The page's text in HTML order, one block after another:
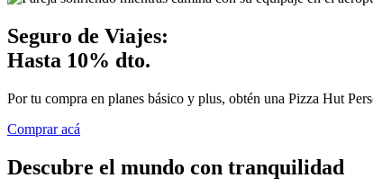
Seguro de Viajes:
Hasta 10% dto.
Por tu compra en planes básico y plus, obtén una Pizza Hut
Comprar acá
Descubre el mundo con tranquilidad